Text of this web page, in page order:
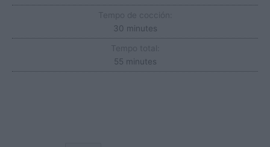
30 minutes
minutes
55minutes
minutes